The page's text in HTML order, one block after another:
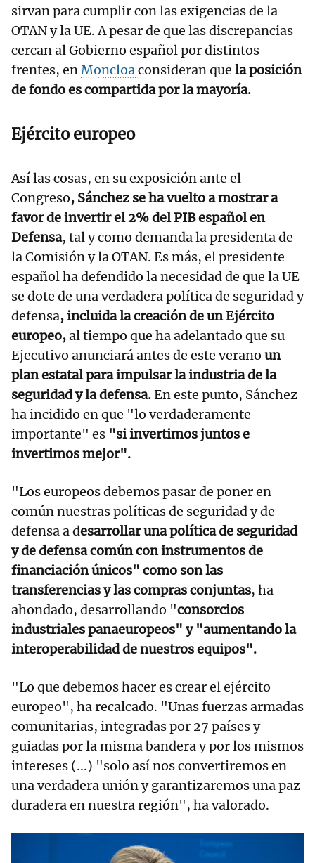
sirvan para cumplir con las exigencias de la
OTAN y la UE. A pesar de que las discrepancias
cercan al Gobierno español por distintos
frentes, enMoncloaconsideran que la posición
de fondo es compartida por la mayoría.
Ejército europeo
Así las cosas, en su exposición ante el
Congreso, Sánchez se ha vuelto a mostrar a
favor de invertir el 2% del PIB español en
Defensa, tal y como demanda la presidenta de
la Comisión y la OTAN. Es más, el presidente
español ha defendido la necesidad de que la UE
se dote de una verdadera política de seguridad y
defensa, incluida la creación de un Ejército
europeo,al tiempo que ha adelantado que su
Ejecutivo anunciará antes de este verano un
plan estatal para impulsar la industria de la
seguridad y la defensa.En este punto, Sánchez
ha incidido en que "lo verdaderamente
importante" es "si invertimos juntos e
invertimos mejor".
"Los europeos debemos pasar de poner en
común nuestras políticas de seguridad y de
defensa a desarrollar una política de seguridad
y de defensa común con instrumentos de
financiación únicos" como son las
transferencias y las compras conjuntas, ha
ahondado, desarrollando "consorcios
industriales panaeuropeos" y "aumentando la
interoperabilidad de nuestros equipos".
"Lo que debemos hacer es crear el ejército
europeo", ha recalcado. "Unas fuerzas armadas
comunitarias, integradas por 27 países y
guiadas por la misma bandera y por los mismos
intereses (...) "solo así nos convertiremos en
una verdadera unión y garantizaremos una paz
duradera en nuestra región", ha valorado.